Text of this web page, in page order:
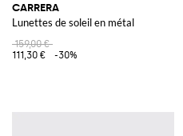
CARRERA
Lunettes de soleil en métal
159,00 €
111,30 €
-30%